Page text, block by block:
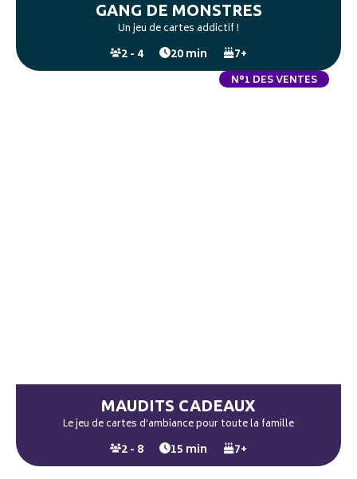
GANG DE MONSTRES
Un jeu de cartes addictif !
2 - 4 20 min 7+
N°1 DES VENTES
MAUDITS CADEAUX
Le jeu de cartes d'ambiance pour toute la famille
2 - 8 15 min 7+